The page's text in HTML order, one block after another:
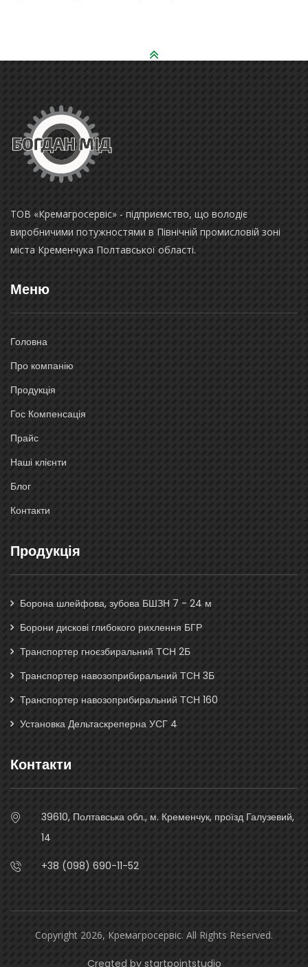
ТОВ «Кремагросервіс» - підприємство, що володіє
виробничими потужностями в Північній промисловій зоні
міста Кременчука Полтавської області.
Меню
Головна
Про компанію
Продукція
Гос Компенсація
Прайс
Наші клієнти
Блог
Контакти
Продукція
Борона шлейфова, зубова БШЗН 7 - 24 м
Борони дискові глибокого рихлення БГР
Транспортер гноєзбиральний ТСН 2Б
Транспортер навозоприбиральний ТСН 3Б
Транспортер навозоприбиральний ТСН 160
Установка Дельтаскреперна УСГ 4
Контакти
39610, Полтавська обл., м. Кременчук, проїзд Галузевий,
14
+38 (098) 690-11-52
Copyright 2026, Кремагросервіс. All Rights Reserved.
Created by startpointstudio